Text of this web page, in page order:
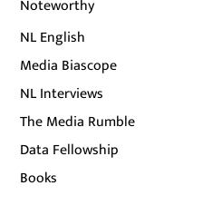
Noteworthy
NL English
Media Biascope
NL Interviews
The Media Rumble
Data Fellowship
Books